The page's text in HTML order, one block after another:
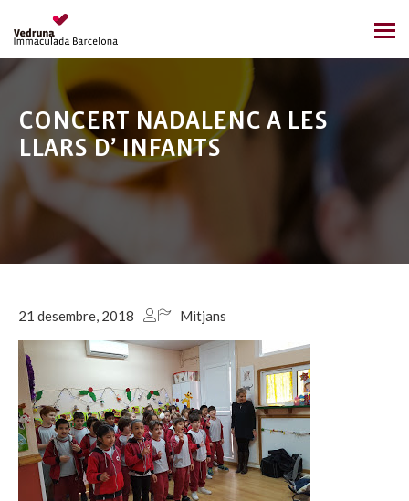
CONCERT NADALENC A LES
LLARS D’ INFANTS
21 desembre, 2018 Mitjans